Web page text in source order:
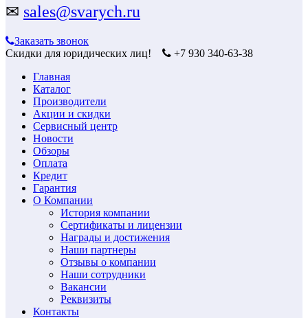
✉ sales@svarych.ru
Заказать звонок
Скидки для юридических лиц!
+7 930 340-63-38
Главная
Каталог
Производители
Акции и скидки
Сервисный центр
Новости
Обзоры
Оплата
Кредит
Гарантия
О Компании
История компании
Сертификаты и лицензии
Награды и достижения
Наши партнеры
Отзывы о компании
Наши сотрудники
Вакансии
Реквизиты
Контакты